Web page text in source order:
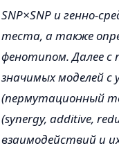
SNP×SNP и генно-
теста, а также
фенотипом. Далее с
значимых моделей
(пермутационный
(synergy, additive,
взаимодействий и